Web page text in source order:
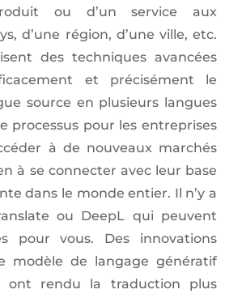
ou d’un service aux
d’une région, d’une ville, etc.
des techniques avancées
et précisément le
source en plusieurs langues
processus pour les entreprises
à de nouveaux marchés
à se connecter avec leur base
dans le monde entier. Il n’y a
ou DeepL qui peuvent
pour vous. Des innovations
modèle de langage génératif
ont rendu la traduction plus